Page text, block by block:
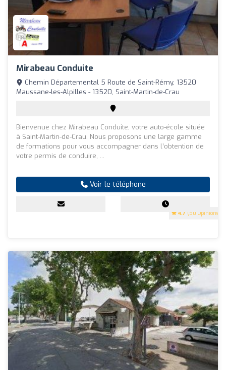
Mirabeau Conduite
4.7 (50 Opinions)
Chemin Départemental 5 Route de Saint-Rémy, 13520
Maussane-les-Alpilles - 13520, Saint-Martin-de-Crau
Bienvenue chez Mirabeau Conduite, votre auto-école située
à Saint-Martin-de-Crau. Nous proposons une large gamme
de formations pour vous accompagner dans l’obtention de
votre permis de conduire, ...
Voir le téléphone